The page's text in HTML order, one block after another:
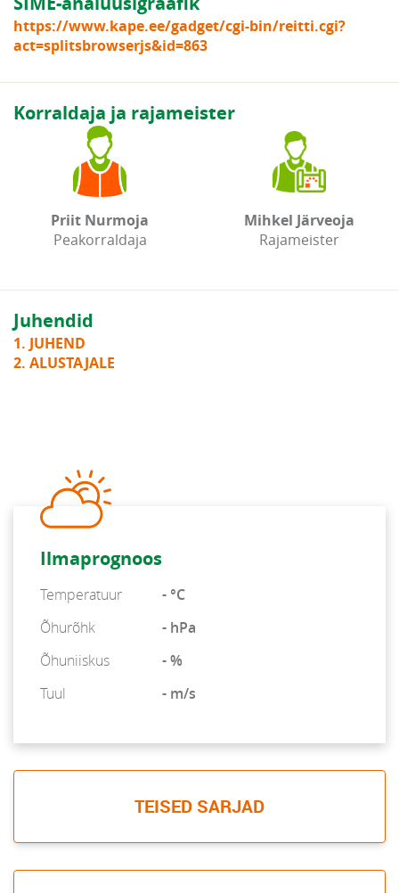
https://www.kape.ee/gadget/cgi-bin/reitti.cgi?
act=splitsbrowserjs&id=863
Korraldaja ja rajameister
Priit Nurmoja
Peakorraldaja
Mihkel Järveoja
Rajameister
Juhendid
1. JUHEND
2. ALUSTAJALE
Ilmaprognoos
Temperatuur
- °C
Õhurõhk
- hPa
Õhuniiskus
- %
Tuul
- m/s
TEISED SARJAD